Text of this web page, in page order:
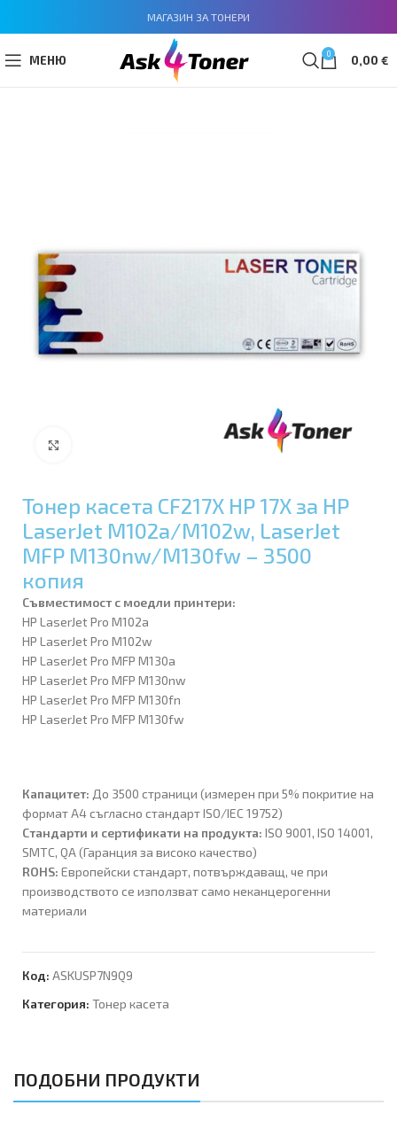
МАГАЗИН ЗА ТОНЕРИ
МЕНЮ 0 0,00 €
Тонер касета CF217X HP 17X за HP
LaserJet M102a/M102w, LaserJet
MFP M130nw/M130fw – 3500
копия
Съвместимост с моедли принтери:
HP LaserJet Pro M102a
HP LaserJet Pro M102w
HP LaserJet Pro MFP M130a
HP LaserJet Pro MFP M130nw
HP LaserJet Pro MFP M130fn
HP LaserJet Pro MFP M130fw
Капацитет: До 3500 страници (измерен при 5% покритие на
формат A4 съгласно стандарт ISO/IEC 19752)
Стандарти и сертификати на продукта: ISO 9001, ISO 14001,
SMTC, QA (Гаранция за високо качество)
ROHS: Европейски стандарт, потвърждаващ, че при
производството се използват само неканцерогенни
материали
Код: ASKUSP7N9Q9
Категория: Тонер касета
ПОДОБНИ ПРОДУКТИ